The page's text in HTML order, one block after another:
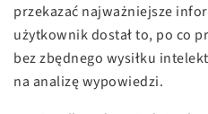
przekazać najważniejsze
użytkownik dostał to, po co
bez zbędnego wysiłku
na analizę wypowiedzi.